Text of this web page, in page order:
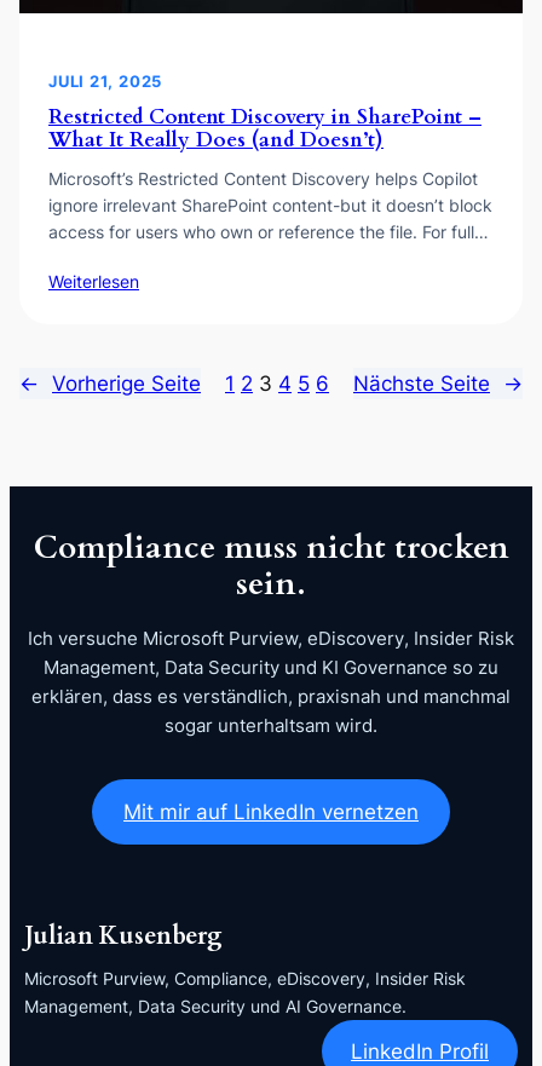
JULI 21, 2025
Restricted Content Discovery in SharePoint –
What It Really Does (and Doesn’t)
Microsoft’s Restricted Content Discovery helps Copilot
ignore irrelevant SharePoint content-but it doesn’t block
access for users who own or reference the file. For full…
Weiterlesen
← Vorherige Seite 1 2 3 4 5 6 Nächste Seite →
Compliance muss nicht trocken
sein.
Ich versuche Microsoft Purview, eDiscovery, Insider Risk
Management, Data Security und KI Governance so zu
erklären, dass es verständlich, praxisnah und manchmal
sogar unterhaltsam wird.
Mit mir auf LinkedIn vernetzen
Julian Kusenberg
Microsoft Purview, Compliance, eDiscovery, Insider Risk
Management, Data Security und AI Governance.
LinkedIn Profil